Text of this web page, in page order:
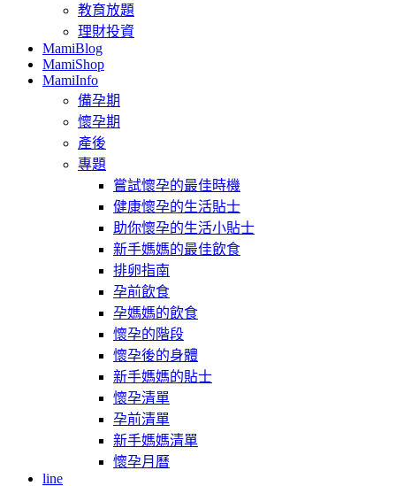
教育放題
理財投資
MamiBlog
MamiShop
MamiInfo
備孕期
懷孕期
產後
專題
嘗試懷孕的最佳時機
健康懷孕的生活貼士
助你懷孕的生活小貼士
新手媽媽的最佳飲食
排卵指南
孕前飲食
孕媽媽的飲食
懷孕的階段
懷孕後的身體
新手媽媽的貼士
懷孕清單
孕前清單
新手媽媽清單
懷孕月曆
line